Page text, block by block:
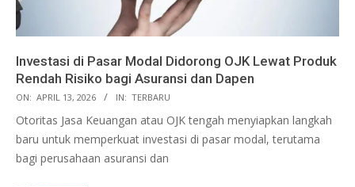
Investasi di Pasar Modal Didorong OJK Lewat Produk
Rendah Risiko bagi Asuransi dan Dapen
ON: APRIL 13, 2026 IN: TERBARU
Otoritas Jasa Keuangan atau OJK tengah menyiapkan langkah
baru untuk memperkuat investasi di pasar modal, terutama
bagi perusahaan asuransi dan